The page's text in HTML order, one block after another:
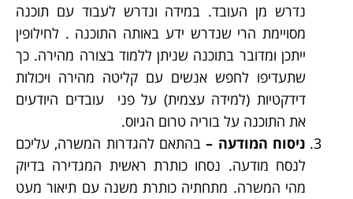
נדרש מן העובד. במידה ונדרש לעבוד עם תוכנה
מסויימת הרי שנדרש ידע באותה התוכנה . לחילופין
ייתכן ומדובר בתוכנה שניתן ללמוד בצורה מהירה. כך
שתעדיפו לחפש אנשים עם קליטה מהירה ויכולות
דידקטיות (למידה עצמית) על פני עובדים היודעים
את התוכנה על בוריה טרום הגיוס.
ניסוח המודעה –בהתאם להגדרות המשרה, עליכם
לנסח מודעה. נסחו כותרת ראשית המגדירה בדיוק
מהי המשרה. מתחתיה כותרת משנה עם תיאור מעט